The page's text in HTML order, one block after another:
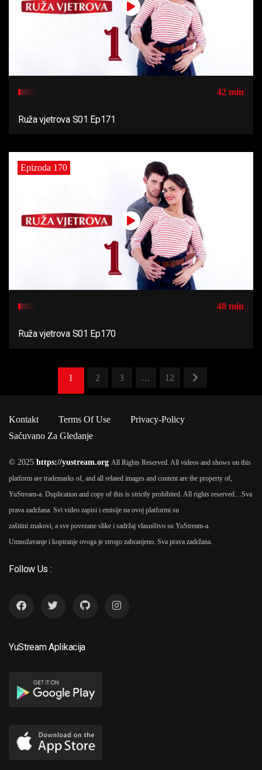
42 min
Ruža vjetrova S01 Ep171
Epizoda 170
48 min
Ruža vjetrova S01 Ep170
1 2 3 … 12
Kontakt Terms Of Use
Privacy-Policy
Saćuvano Za Gledanje
© 2025 https://yustream.org All Rights Reserved. All videos and shows on this
platform are trademarks of, and all related images and content are the property of,
YuStream-a. Duplication and copy of this is strictly prohibited. All rights reserved… Sva
prava zadržana. Svi video zapisi i emisije na ovoj platformi su
zaštitni znakovi, a sve povezane slike i sadržaj vlasništvo su YuStream-a.
Umnožavanje i kopiranje ovoga je strogo zabranjeno. Sva prava zadržana.
Follow Us :
YuStream Aplikacija